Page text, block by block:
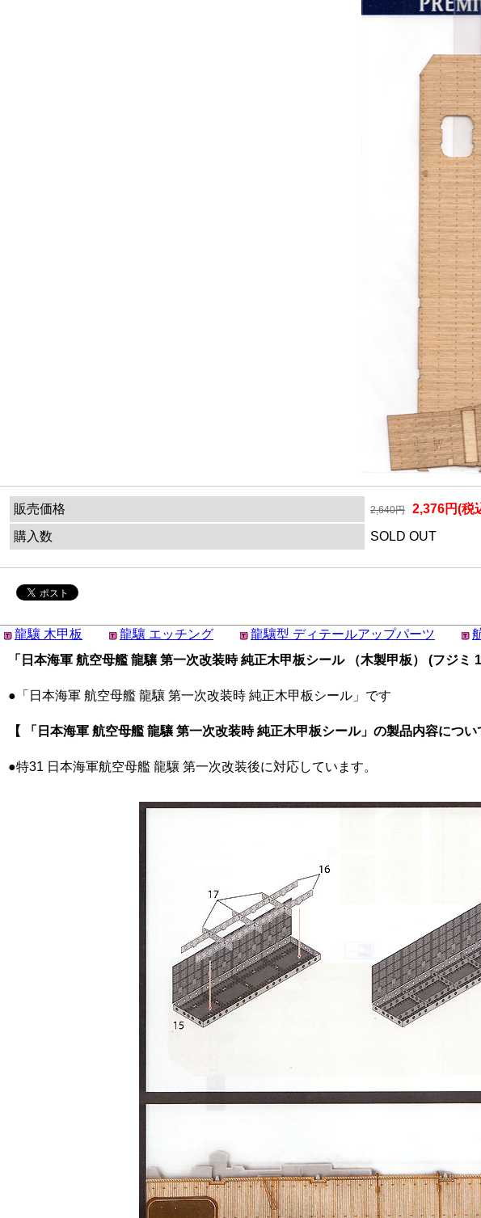
販売価格 2,640円
2,376円(税
購入数
SOLD OUT
龍驤 木甲板 龍驤 エッチング 龍驤型 ディテールアップパーツ
「日本海軍 航空母艦 龍驤 第一次改装時 純正木甲板シール （木製甲板） (フジ
●「日本海軍 航空母艦 龍驤 第一次改装時 純正木甲板シール」です
【 「日本海軍 航空母艦 龍驤 第一次改装時 純正木甲板シール」の製品内容につい
●特31 日本海軍航空母艦 龍驤 第一次改装後に対応しています。